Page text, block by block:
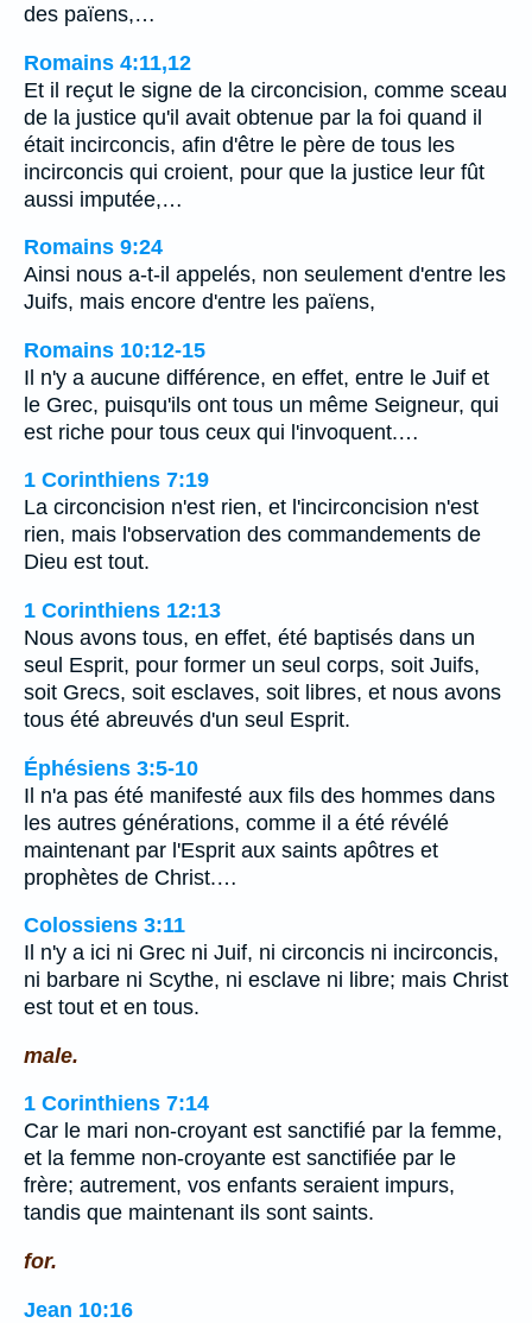
des païens,…
Romains 4:11,12
Et il reçut le signe de la circoncision, comme sceau
de la justice qu'il avait obtenue par la foi quand il
était incirconcis, afin d'être le père de tous les
incirconcis qui croient, pour que la justice leur fût
aussi imputée,…
Romains 9:24
Ainsi nous a-t-il appelés, non seulement d'entre les
Juifs, mais encore d'entre les païens,
Romains 10:12-15
Il n'y a aucune différence, en effet, entre le Juif et
le Grec, puisqu'ils ont tous un même Seigneur, qui
est riche pour tous ceux qui l'invoquent.…
1 Corinthiens 7:19
La circoncision n'est rien, et l'incirconcision n'est
rien, mais l'observation des commandements de
Dieu est tout.
1 Corinthiens 12:13
Nous avons tous, en effet, été baptisés dans un
seul Esprit, pour former un seul corps, soit Juifs,
soit Grecs, soit esclaves, soit libres, et nous avons
tous été abreuvés d'un seul Esprit.
Éphésiens 3:5-10
Il n'a pas été manifesté aux fils des hommes dans
les autres générations, comme il a été révélé
maintenant par l'Esprit aux saints apôtres et
prophètes de Christ.…
Colossiens 3:11
Il n'y a ici ni Grec ni Juif, ni circoncis ni incirconcis,
ni barbare ni Scythe, ni esclave ni libre; mais Christ
est tout et en tous.
male.
1 Corinthiens 7:14
Car le mari non-croyant est sanctifié par la femme,
et la femme non-croyante est sanctifiée par le
frère; autrement, vos enfants seraient impurs,
tandis que maintenant ils sont saints.
for.
Jean 10:16